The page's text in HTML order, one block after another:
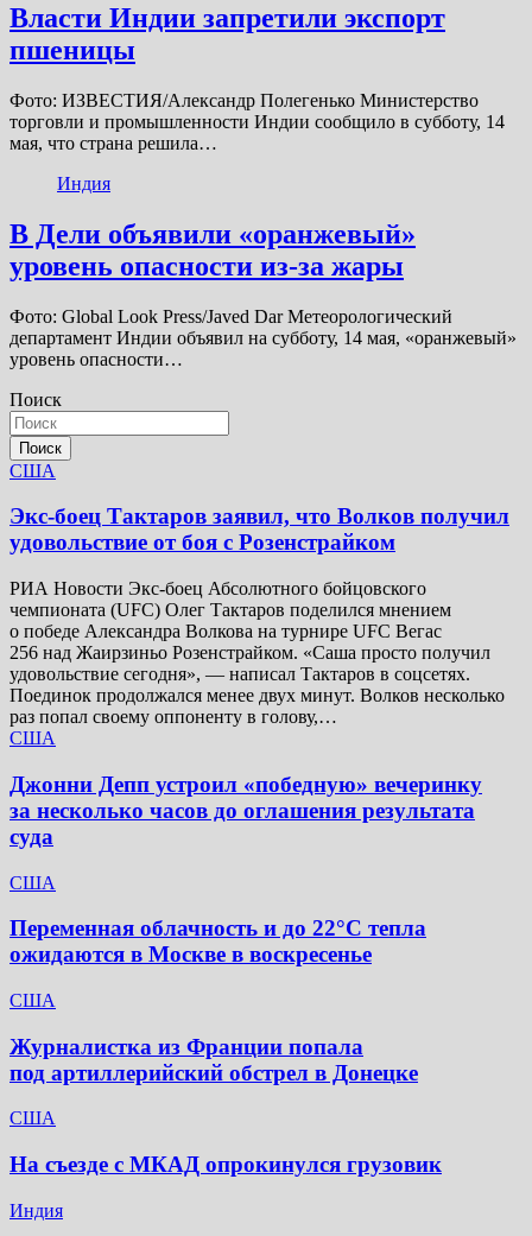
Власти Индии запретили экспорт
пшеницы
Фото: ИЗВЕСТИЯ/Александр Полегенько Министерство
торговли и промышленности Индии сообщило в субботу, 14
мая, что страна решила…
Индия
В Дели объявили «оранжевый»
уровень опасности из-за жары
Фото: Global Look Press/Javed Dar Метеорологический
департамент Индии объявил на субботу, 14 мая, «оранжевый»
уровень опасности…
Поиск
Поиск
США
Экс-боец Тактаров заявил, что Волков получил
удовольствие от боя с Розенстрайком
РИА Новости Экс-боец Абсолютного бойцовского
чемпионата (UFC) Олег Тактаров поделился мнением
о победе Александра Волкова на турнире UFC Вегас
256 над Жаирзиньо Розенстрайком. «Саша просто получил
удовольствие сегодня», — написал Тактаров в соцсетях.
Поединок продолжался менее двух минут. Волков несколько
раз попал своему оппоненту в голову,…
США
Джонни Депп устроил «победную» вечеринку
за несколько часов до оглашения результата
суда
США
Переменная облачность и до 22°C тепла
ожидаются в Москве в воскресенье
США
Журналистка из Франции попала
под артиллерийский обстрел в Донецке
США
На съезде с МКАД опрокинулся грузовик
Индия